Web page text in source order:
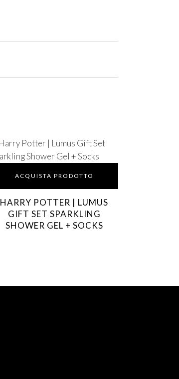
ACQUISTA PRODOTTO
HARRY POTTER | LUMUS
GIFT SET SPARKLING
SHOWER GEL + SOCKS